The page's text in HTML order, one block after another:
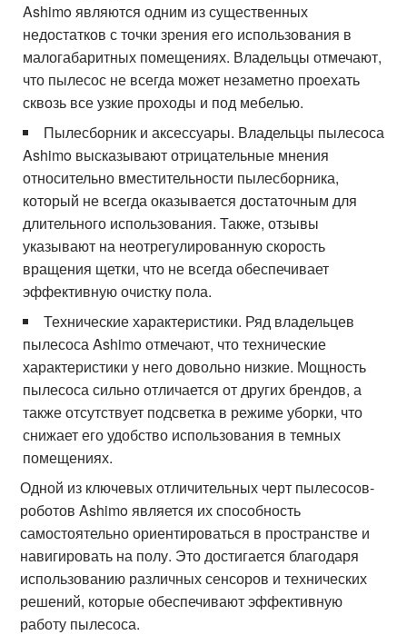
Ashimo являются одним из существенных
недостатков с точки зрения его использования в
малогабаритных помещениях. Владельцы отмечают,
что пылесос не всегда может незаметно проехать
сквозь все узкие проходы и под мебелью.
Пылесборник и аксессуары. Владельцы пылесоса
Ashimo высказывают отрицательные мнения
относительно вместительности пылесборника,
который не всегда оказывается достаточным для
длительного использования. Также, отзывы
указывают на неотрегулированную скорость
вращения щетки, что не всегда обеспечивает
эффективную очистку пола.
Технические характеристики. Ряд владельцев
пылесоса Ashimo отмечают, что технические
характеристики у него довольно низкие. Мощность
пылесоса сильно отличается от других брендов, а
также отсутствует подсветка в режиме уборки, что
снижает его удобство использования в темных
помещениях.
Одной из ключевых отличительных черт пылесосов-
роботов Ashimo является их способность
самостоятельно ориентироваться в пространстве и
навигировать на полу. Это достигается благодаря
использованию различных сенсоров и технических
решений, которые обеспечивают эффективную
работу пылесоса.